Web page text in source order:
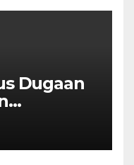
Dugaan
HP